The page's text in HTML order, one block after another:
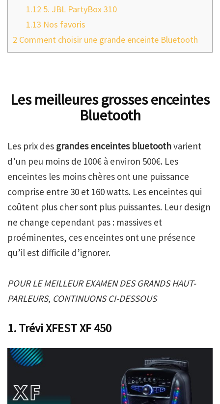
1.12 5. JBL PartyBox 310
1.13 Nos favoris
2 Comment choisir une grande enceinte Bluetooth
Les meilleures grosses enceintes
Bluetooth
Les prix des grandes enceintes bluetoothvarient
d’un peu moins de 100€ à environ 500€. Les
enceintes les moins chères ont une puissance
comprise entre 30 et 160 watts. Les enceintes qui
coûtent plus cher sont plus puissantes. Leur design
ne change cependant pas : massives et
proéminentes, ces enceintes ont une présence
qu’il est difficile d’ignorer.
POUR LE MEILLEUR EXAMEN DES GRANDS HAUT-
PARLEURS, CONTINUONS CI-DESSOUS
1. Trévi XFEST XF 450